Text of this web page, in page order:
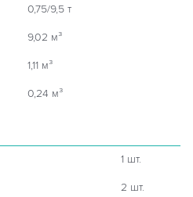
0,75/9,5 т
9,02 м³
1,11 м³
0,24 м³
1 шт.
2 шт.